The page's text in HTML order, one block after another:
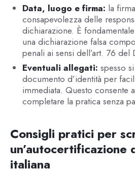
Data, luogo e firma: la
consapevolezza delle
dichiarazione. È
una dichiarazione falsa
penali ai sensi dell’art. 76
Eventuali allegati: spesso
documento d’identità per
immediata. Questo consente
completare la pratica senza
Consigli pratici per
un’autocertificazione
italiana